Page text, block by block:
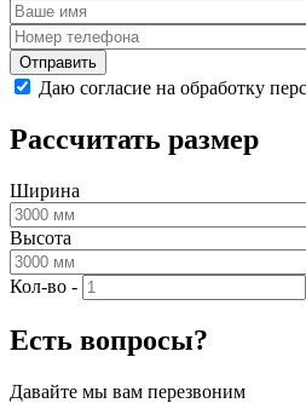
Даю согласие на обработку
Рассчитать размер
Ширина
Высота
Кол-во -
Есть вопросы?
Давайте мы вам перезвоним